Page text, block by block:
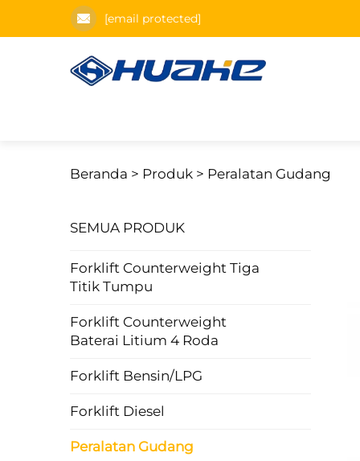
[email protected]
Beranda > Produk > Peralatan Gudang
SEMUA PRODUK
Forklift Counterweight Tiga
Titik Tumpu
Forklift Counterweight
Baterai Litium 4 Roda
Forklift Bensin/LPG
Forklift Diesel
Peralatan Gudang